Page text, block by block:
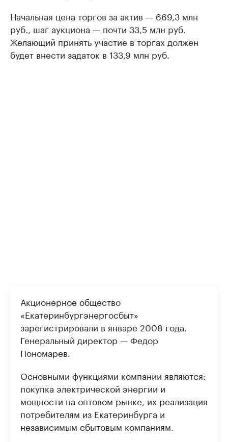
Начальная цена торгов за актив — 669,3 млн
руб., шаг аукциона — почти 33,5 млн руб.
Желающий принять участие в торгах должен
будет внести задаток в 133,9 млн руб.
Акционерное общество
«Екатеринбургэнергосбыт»
зарегистрировали в январе 2008 года.
Генеральный директор — Федор
Пономарев.
Основными функциями компании являются:
покупка электрической энергии и
мощности на оптовом рынке, их реализация
потребителям из Екатеринбурга и
независимым сбытовым компаниям.